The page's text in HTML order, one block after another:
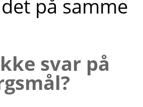
på samme
svar på